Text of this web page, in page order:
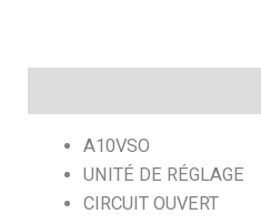
A10VSO
UNITÉ DE RÉGLAGE
CIRCUIT OUVERT